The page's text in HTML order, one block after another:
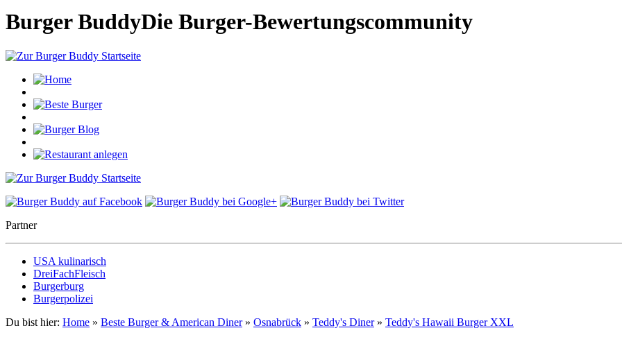
Burger BuddyDie Burger-Bewertungscommunity
Partner
USA kulinarisch
DreiFachFleisch
Burgerburg
Burgerpolizei
Du bist hier: Home » Beste Burger & American Diner» Osnabrück » Teddy's Diner» Teddy's Hawaii Burger XXL